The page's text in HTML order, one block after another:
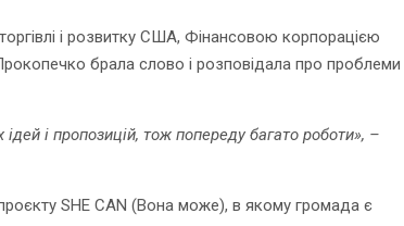
і розвитку США, Фінансовою корпорацією
брала слово і розповідала про проблеми
і пропозицій, тож попереду багато роботи», –
SHE CAN (Вона може), в якому громада є